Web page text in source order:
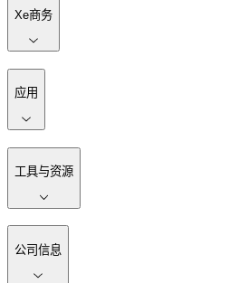
Xe商务
应用
工具与资源
公司信息